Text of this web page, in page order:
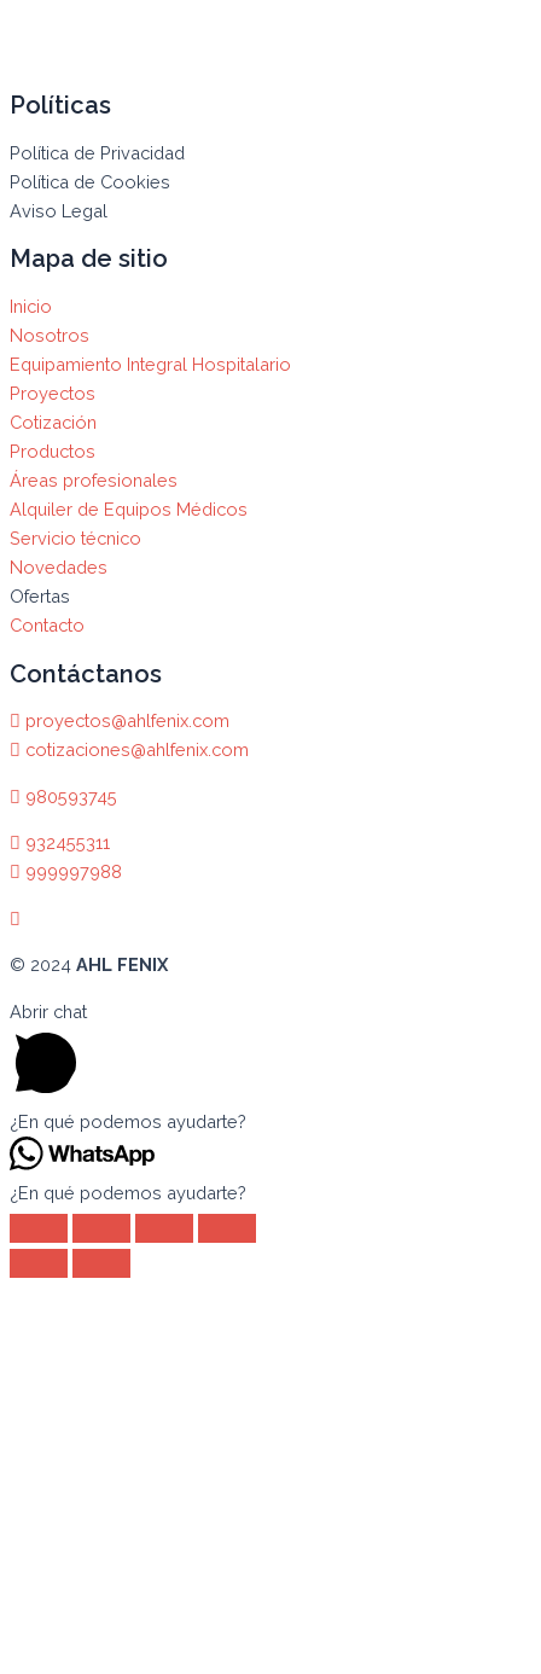
Políticas
Política de Privacidad
Política de Cookies
Aviso Legal
Mapa de sitio
Inicio
Nosotros
Equipamiento Integral Hospitalario
Proyectos
Cotización
Productos
Áreas profesionales
Alquiler de Equipos Médicos
Servicio técnico
Novedades
Ofertas
Contacto
Contáctanos
proyectos@ahlfenix.com
cotizaciones@ahlfenix.com
980593745
932455311
999997988
© 2024 AHL FENIX
Abrir chat
¿En qué podemos ayudarte?
¿En qué podemos ayudarte?